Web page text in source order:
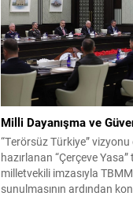
Ekrem İmamoğlu’nun da
hakkında tutukluluk
karar verildi. İddialar ve
Soruşturma kapsamında
Milli Dayanışma ve
“Terörsüz Türkiye”
hazırlanan “Çerçeve
milletvekili imzasıyla TBMM
sunulmasının ardından